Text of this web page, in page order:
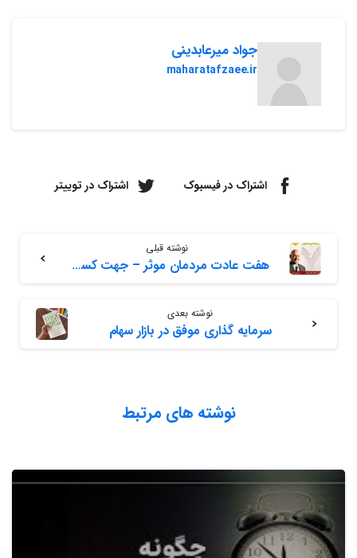
جواد میرعابدینی
maharatafzaee.ir
اشتراک در فیسبوک اشتراک در توییتر
نوشته قبلی
هفت عادت مردمان موثر – جهت کسب موفقیت
نوشته بعدی
سرمایه گذاری موفق در بازار سهام
نوشته های مرتبط